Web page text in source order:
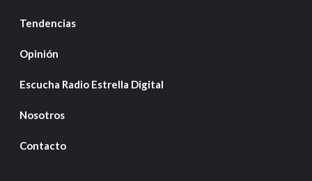
Tendencias
Opinión
Escucha Radio Estrella Digital
Nosotros
Contacto